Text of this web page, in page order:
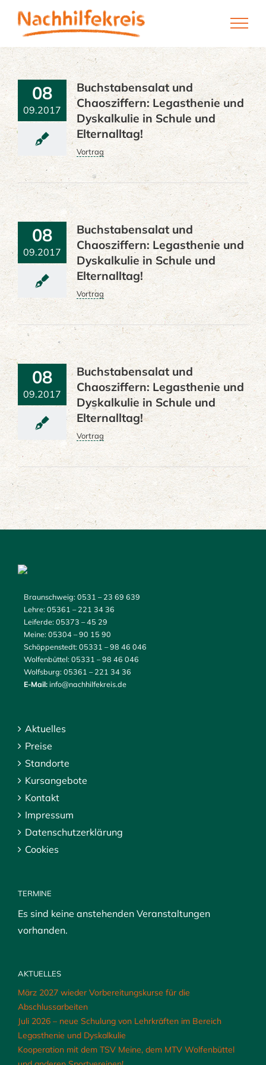
08
09.2017
Buchstabensalat und
Chaosziffern: Legasthenie und
Dyskalkulie in Schule und
Elternalltag!
Vortrag
08
09.2017
Buchstabensalat und
Chaosziffern: Legasthenie und
Dyskalkulie in Schule und
Elternalltag!
Vortrag
08
09.2017
Buchstabensalat und
Chaosziffern: Legasthenie und
Dyskalkulie in Schule und
Elternalltag!
Vortrag
Braunschweig: 0531 – 23 69 639
Lehre: 05361 – 221 34 36
Leiferde: 05373 – 45 29
Meine: 05304 – 90 15 90
Schöppenstedt: 05331 – 98 46 046
Wolfenbüttel: 05331 – 98 46 046
Wolfsburg: 05361 – 221 34 36
E-Mail:info@nachhilfekreis.de
Aktuelles
Preise
Standorte
Kursangebote
Kontakt
Impressum
Datenschutzerklärung
Cookies
TERMINE
Es sind keine anstehenden Veranstaltungen
vorhanden.
AKTUELLES
März 2027 wieder Vorbereitungskurse für die
Abschlussarbeiten
Juli 2026 – neue Schulung von Lehrkräften im Bereich
Legasthenie und Dyskalkulie
Kooperation mit dem TSV Meine, dem MTV Wolfenbüttel